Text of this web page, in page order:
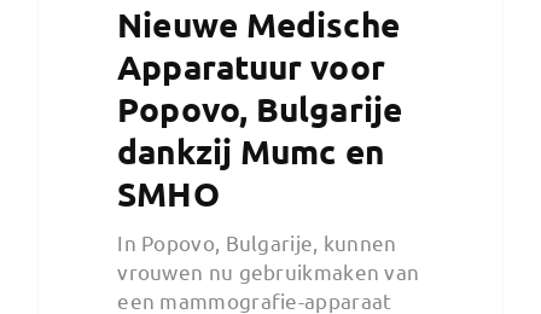
Nieuwe Medische
Apparatuur voor
Popovo, Bulgarije
dankzij Mumc en
SMHO
In Popovo, Bulgarije, kunnen
vrouwen nu gebruikmaken van
een mammografie-apparaat